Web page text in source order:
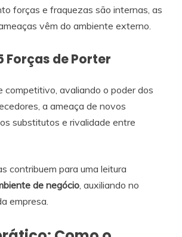
forças e fraquezas são internas, as
vêm do ambiente externo.
Forças de Porter
competitivo, avaliando o poder dos
a ameaça de novos
substitutos e rivalidade entre
contribuem para uma leitura
de negócio , auxiliando no
empresa.